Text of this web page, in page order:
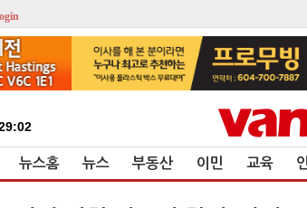
뉴스홈 뉴스 부동산 이민 교육